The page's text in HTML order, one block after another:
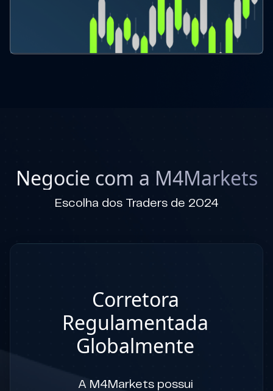
Negocie com a M4Markets
Escolha dos Traders de 2024
Corretora
Regulamentada
Globalmente
A M4Markets possui